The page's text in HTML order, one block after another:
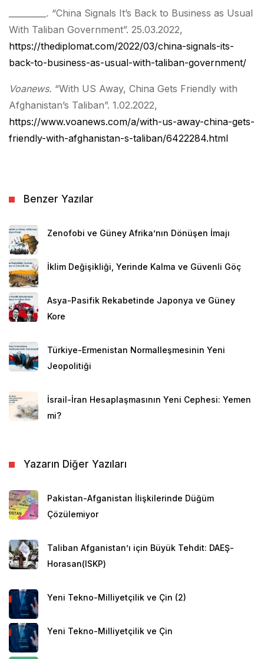
_________. “China Signals It’s Back to Business as Usual
With Taliban Government”. 25.03.2022,
https://thediplomat.com/2022/03/china-signals-its-
back-to-business-as-usual-with-taliban-government/
Voanews. “With US Away, China Gets Friendly with
Afghanistan’s Taliban”. 1.02.2022,
https://www.voanews.com/a/with-us-away-china-gets-
friendly-with-afghanistan-s-taliban/6422284.html
Benzer Yazılar
Zenofobi ve Güney Afrika’nın Dönüşen İmajı
İklim Değişikliği, Yerinde Kalma ve Güvenli Göç
Asya-Pasifik Rekabetinde Japonya ve Güney
Kore
Türkiye-Ermenistan Normalleşmesinin Yeni
Jeopolitiği
İsrail-İran Hesaplaşmasının Yeni Cephesi: Yemen
mi?
Yazarın Diğer Yazıları
Pakistan-Afganistan İlişkilerinde Düğüm
Çözülemiyor
Taliban Afganistan’ı için Büyük Tehdit: DAEŞ-
Horasan(ISKP)
Yeni Tekno-Milliyetçilik ve Çin (2)
Yeni Tekno-Milliyetçilik ve Çin